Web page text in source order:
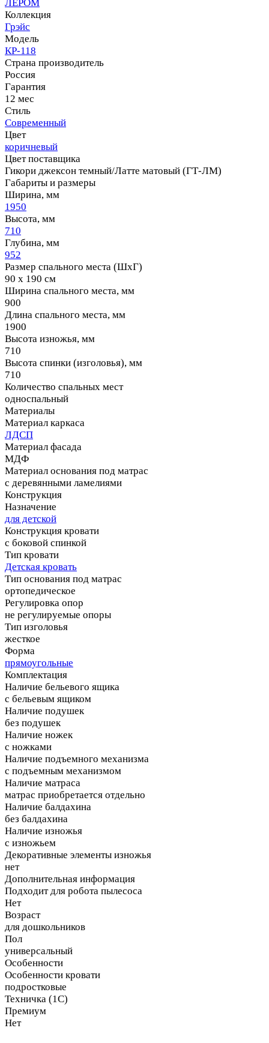
ЛЕРОМ
Коллекция
Грэйс
Модель
КР-118
Страна производитель
Россия
Гарантия
12 мес
Стиль
Современный
Цвет
коричневый
Цвет поставщика
Гикори джексон темный/Латте матовый (ГТ-ЛМ)
Габариты и размеры
Ширина, мм
1950
Высота, мм
710
Глубина, мм
952
Размер спального места (ШхГ)
90 х 190 см
Ширина спального места, мм
900
Длина спального места, мм
1900
Высота изножья, мм
710
Высота спинки (изголовья), мм
710
Количество спальных мест
односпальный
Материалы
Материал каркаса
ЛДСП
Материал фасада
МДФ
Материал основания под матрас
с деревянными ламелиями
Конструкция
Назначение
для детской
Конструкция кровати
с боковой спинкой
Тип кровати
Детская кровать
Тип основания под матрас
ортопедическое
Регулировка опор
не регулируемые опоры
Тип изголовья
жесткое
Форма
прямоугольные
Комплектация
Наличие бельевого ящика
с бельевым ящиком
Наличие подушек
без подушек
Наличие ножек
с ножками
Наличие подъемного механизма
с подъемным механизмом
Наличие матраса
матрас приобретается отдельно
Наличие балдахина
без балдахина
Наличие изножья
с изножьем
Декоративные элементы изножья
нет
Дополнительная информация
Подходит для робота пылесоса
Нет
Возраст
для дошкольников
Пол
универсальный
Особенности
Особенности кровати
подростковые
Техничка (1С)
Премиум
Нет